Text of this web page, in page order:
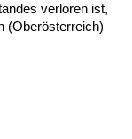
verloren ist,
(Oberösterreich)